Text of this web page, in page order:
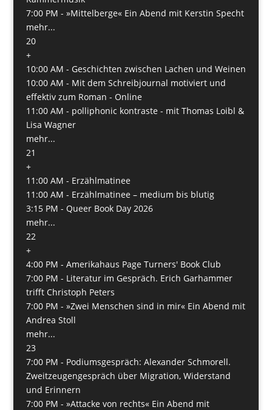
7:00 PM - »Mittelberge« Ein Abend mit Kerstin Specht
mehr...
20
+
10:00 AM - Geschichten zwischen Lachen und Weinen
10:00 AM - Mit dem Schreibjournal motiviert und
effektiv zum Roman - Online
11:00 AM - polliphonic kontraste - mit Thomas Loibl &
Lisa Wagner
mehr...
21
+
11:00 AM - Erzählmatinee
11:00 AM - Erzählmatinee – medium bis blutig
3:15 PM - Queer Book Day 2026
mehr...
22
+
4:00 PM - Amerikahaus Page Turners' Book Club
7:00 PM - Literatur im Gespräch. Erich Garhammer
trifft Christoph Peters
7:00 PM - »Zwei Menschen sind in mir« Ein Abend mit
Andrea Stoll
mehr...
23
7:00 PM - Podiumsgespräch: Alexander Schmorell.
Zweitzeugengespräch über Migration, Widerstand
und Erinnern
7:00 PM - »Attacke von rechts« Ein Abend mit